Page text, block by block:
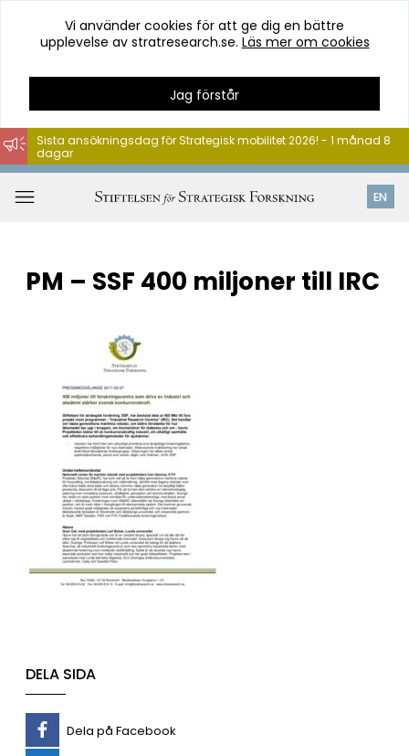
Hoppa
till
innehåll
Vi använder cookies för att ge dig en bättre
upplevelse av stratresearch.se. Läs mer om cookies
Jag förstår
EN
Sista ansökningsdag för Strategisk mobilitet 2026! - 1 månad 8
dagar
PM – SSF 400 miljoner till IRC
DELA SIDA
Dela på Facebook